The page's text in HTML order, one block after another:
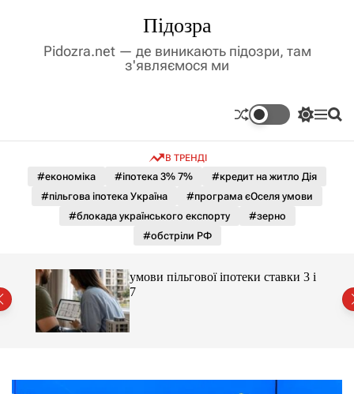
Підозра
Pidozra.net — де виникають підозри, там
з'являємося ми
П
м
к
а
ь
М П
В ТРЕНДІ
#економіка #іпотека 3% 7%
#кредит на житло Дія
#пільгова іпотека Україна
#програма єОселя умови
#блокада українського експорту
#зерно
#обстріли РФ
умови пільгової іпотеки ставки 3 і
7